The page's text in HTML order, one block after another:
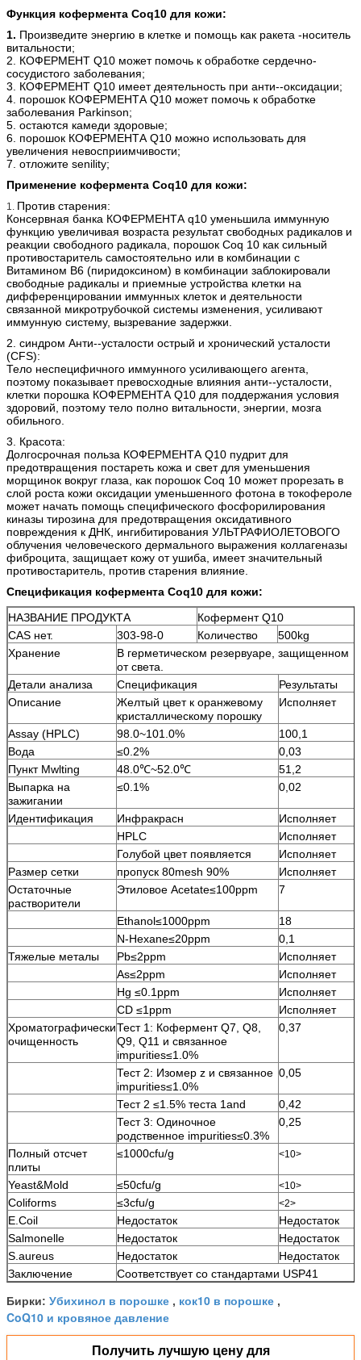
Функция кофермента Coq10 для кожи:
1. Произведите энергию в клетке и помощь как ракета -носитель
витальности;
2. КОФЕРМЕНТ Q10 может помочь к обработке сердечно-
сосудистого заболевания;
3. КОФЕРМЕНТ Q10 имеет деятельность при анти--оксидации;
4. порошок КОФЕРМЕНТА Q10 может помочь к обработке
заболевания Parkinson;
5. остаются камеди здоровые;
6. порошок КОФЕРМЕНТА Q10 можно использовать для
увеличения невосприимчивости;
7. отложите senility;
Применение кофермента Coq10 для кожи:
1. Против старения:
Консервная банка КОФЕРМЕНТА q10 уменьшила иммунную
функцию увеличивая возраста результат свободных радикалов и
реакции свободного радикала, порошок Coq 10 как сильный
противостаритель самостоятельно или в комбинации с
Витамином B6 (пиридоксином) в комбинации заблокировали
свободные радикалы и приемные устройства клетки на
дифференцировании иммунных клеток и деятельности
связанной микротрубочкой системы изменения, усиливают
иммунную систему, вызревание задержки.
2. синдром Анти--усталости острый и хронический усталости
(CFS):
Тело неспецифичного иммунного усиливающего агента,
поэтому показывает превосходные влияния анти--усталости,
клетки порошка КОФЕРМЕНТА Q10 для поддержания условия
здоровий, поэтому тело полно витальности, энергии, мозга
обильного.
3. Красота:
Долгосрочная польза КОФЕРМЕНТА Q10 пудрит для
предотвращения постареть кожа и свет для уменьшения
морщинок вокруг глаза, как порошок Coq 10 может прорезать в
слой роста кожи оксидации уменьшенного фотона в токофероле
может начать помощь специфического фосфорилирования
киназы тирозина для предотвращения оксидативного
повреждения к ДНК, ингибитирования УЛЬТРАФИОЛЕТОВОГО
облучения человеческого дермального выражения коллагеназы
фиброцита, защищает кожу от ушиба, имеет значительный
противостаритель, против старения влияние.
Спецификация кофермента Coq10 для кожи:
НАЗВАНИЕ ПРОДУКТА
Кофермент Q10
CAS нет.
303-98-0 Количество
500kg
Хранение
В герметическом резервуаре, защищенном
от света.
Детали анализа
Спецификация
Результаты
Описание
Желтый цвет к оранжевому
кристаллическому порошку
Исполняет
Assay (HPLC) 98.0~101.0%
100,1
Вода
≤0.2%
0,03
Пункт Mwlting
48.0℃~52.0℃
51,2
Выпарка на
зажигании
≤0.1% 0,02
Идентификация Инфракрасн
Исполняет
HPLC
Исполняет
Голубой цвет появляется
Исполняет
Размер сетки
пропуск 80mesh 90%
Исполняет
Остаточные
растворители
Этиловое Acetate≤100ppm 7
Ethanol≤1000ppm
18
N-Hexane≤20ppm
0,1
Тяжелые металы
Pb≤2ppm
Исполняет
As≤2ppm
Исполняет
Hg ≤0.1ppm
Исполняет
CD ≤1ppm
Исполняет
Хроматографически
очищенность
Тест 1: Кофермент Q7, Q8,
Q9, Q11 и связанное
impurities≤1.0%
0,37
Тест 2: Изомер z и связанное
impurities≤1.0%
0,05
Тест 2 ≤1.5% теста 1and
0,42
Тест 3: Одиночное
родственное impurities≤0.3%
0,25
Полный отсчет
плиты
≤1000cfu/g <10>
Yeast&Mold ≤50cfu/g <10>
Coliforms ≤3cfu/g <2>
E.Coil Недостаток
Недостаток
Salmonelle
Недостаток
Недостаток
S.aureus
Недостаток
Недостаток
Заключение
Соответствует со стандартами USP41
Бирки: Убихинол в порошке , кок10 в порошке ,
CoQ10 и кровяное давление
Получить лучшую цену для